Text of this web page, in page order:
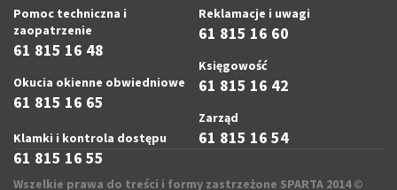
Pomoc techniczna i
zaopatrzenie
61 815 16 48
Okucia okienne obwiedniowe
61 815 16 65
Klamki i kontrola dostępu
61 815 16 55
Reklamacje i uwagi
61 815 16 60
Księgowość
61 815 16 42
Zarząd
61 815 16 54
Wszelkie prawa do treści i formy zastrzeżone SPARTA 2014 ©